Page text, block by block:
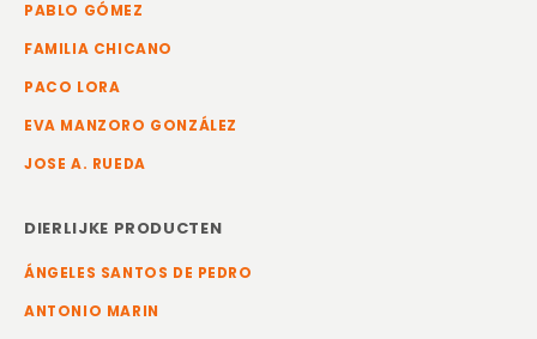
PABLO GÓMEZ
FAMILIA CHICANO
PACO LORA
EVA MANZORO GONZÁLEZ
JOSE A. RUEDA
DIERLIJKE PRODUCTEN
ÁNGELES SANTOS DE PEDRO
ANTONIO MARIN